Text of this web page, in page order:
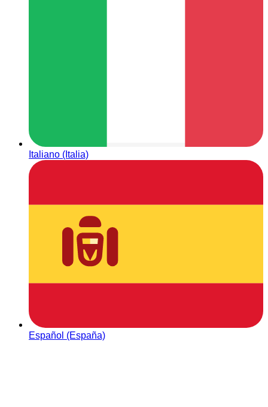
Italiano (Italia)
Español (España)